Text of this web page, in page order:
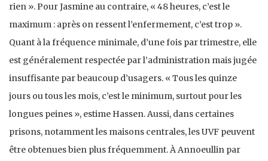
rien ». Pour Jasmine au contraire, « 48 heures, c’est le
maximum : après on ressent l’enfermement, c’est trop ».
Quant à la fréquence minimale, d’une fois par trimestre, elle
est généralement respectée par l’administration mais jugée
insuffisante par beaucoup d’usagers. « Tous les quinze
jours ou tous les mois, c’est le minimum, surtout pour les
longues peines », estime Hassen. Aussi, dans certaines
prisons, notamment les maisons centrales, les UVF peuvent
être obtenues bien plus fréquemment. À Annoeullin par